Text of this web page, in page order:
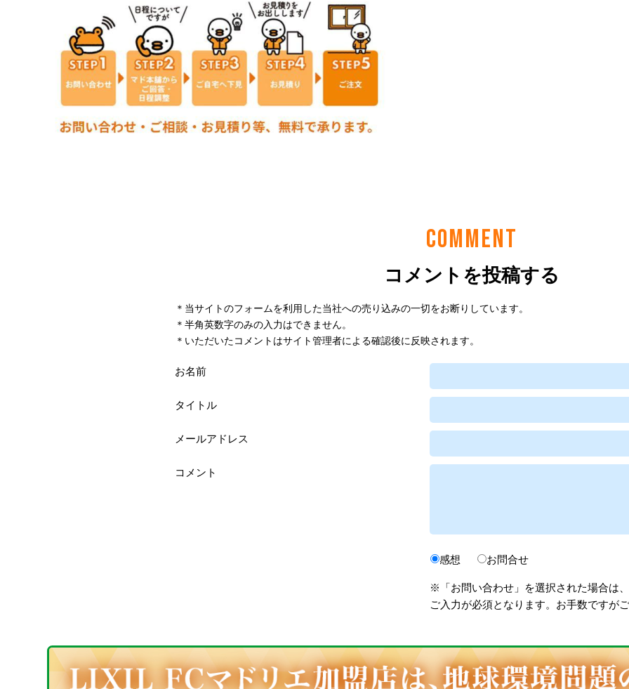
COMMENT
コメントを投稿する
＊当サイトのフォームを利用した当社への売り込みの一切をお断りしています。
＊半角英数字のみの入力はできません。
＊いただいたコメントはサイト管理者による確認後に反映されます。
お名前
タイトル
メールアドレス
コメント
感想 お問合せ
※「お問い合わせ」を選択された場合は
ご入力が必須となります。お手数ですが